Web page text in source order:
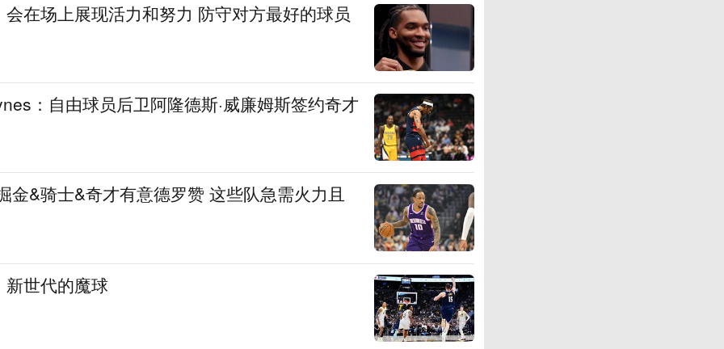
在场上展现活力和努力 防守对方最好的球员
：自由球员后卫阿隆德斯·威廉姆斯签约奇才
金&骑士&奇才有意德罗赞 这些队急需火力且
世代的魔球